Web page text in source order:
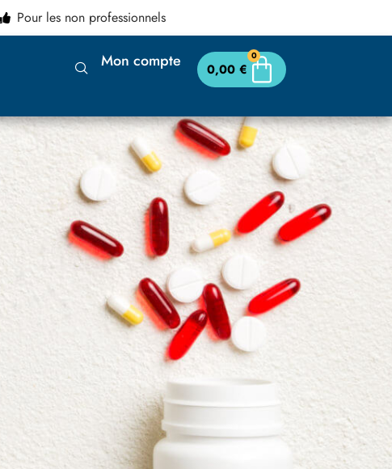
Pour les non professionnels
Mon compte 0,00€
0